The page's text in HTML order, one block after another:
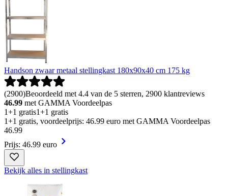
Handson zwaar metaal stellingkast 180x90x40 cm 175 kg
(2900)Beoordeeld met 4.4 van de 5 sterren, 2900 klantreviews
46.99 met GAMMA Voordeelpas
1+1 gratis1+1 gratis
1+1 gratis, voordeelprijs: 46.99 euro met GAMMA Voordeelpas
46.99
Prijs: 46.99 euro
Bekijk alles in stellingkast